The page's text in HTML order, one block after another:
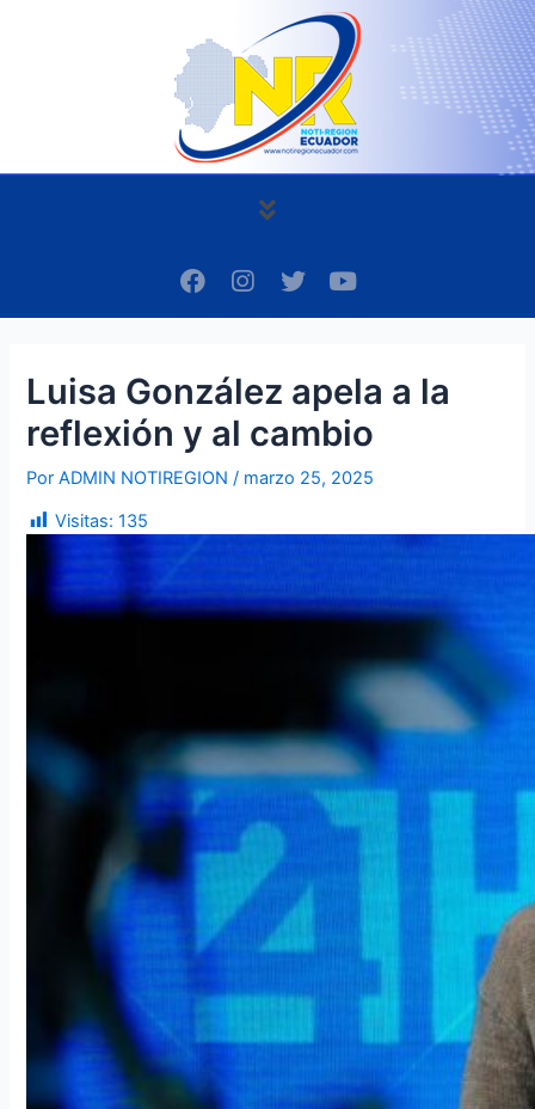
Menú
F
a
c
o
k
I
n
s
g
a
m
T
w
i
e
Y
o
u
b
e
Luisa González apela a la
reflexión y al cambio
PorADMIN NOTIREGION/ marzo 25, 2025
Visitas: 135